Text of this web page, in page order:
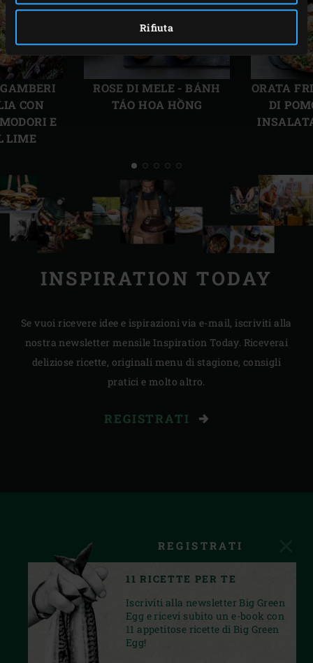
Rifiuta
CON
E
LIME
ROSE DI MELE - BÁNH
TÁO HOA HỒNG
ORATA
DI
Precedente
INSPIRATION TODAY
Se vuoi ricevere idee e ispirazioni via e-mail, iscriviti alla
nostra newsletter mensile Inspiration Today. Riceverai
deliziose ricette, originali menu di stagione, consigli
pratici e molto altro.
REGISTRATI
REGISTRATI
11 RICETTE PER TE
Iscriviti alla newsletter Big Green
Egg e ricevi subito un e-book con
11 appetitose ricette di Big Green
Egg!